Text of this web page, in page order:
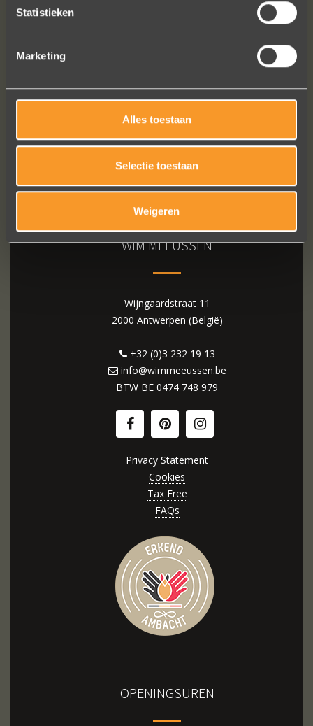
Statistieken
Marketing
Alles toestaan
Selectie toestaan
Weigeren
WIM MEEUSSEN
Wijngaardstraat 11
2000 Antwerpen (België)
+32 (0)3 232 19 13
info@wimmeeussen.be
BTW BE 0474 748 979
Privacy Statement
Cookies
Tax Free
FAQs
OPENINGSUREN